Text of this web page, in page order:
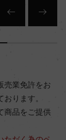
売業免許をお
ります。
商品をご提供